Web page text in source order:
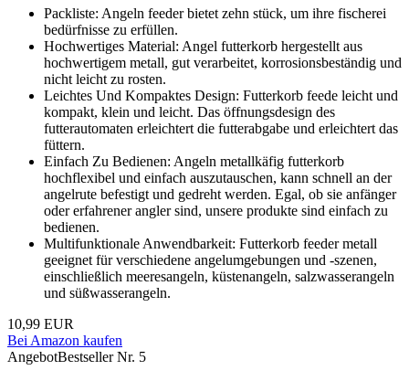
Packliste: Angeln feeder bietet zehn stück, um ihre fischerei
bedürfnisse zu erfüllen.
Hochwertiges Material: Angel futterkorb hergestellt aus
hochwertigem metall, gut verarbeitet, korrosionsbeständig und
nicht leicht zu rosten.
Leichtes Und Kompaktes Design: Futterkorb feede leicht und
kompakt, klein und leicht. Das öffnungsdesign des
futterautomaten erleichtert die futterabgabe und erleichtert das
füttern.
Einfach Zu Bedienen: Angeln metallkäfig futterkorb
hochflexibel und einfach auszutauschen, kann schnell an der
angelrute befestigt und gedreht werden. Egal, ob sie anfänger
oder erfahrener angler sind, unsere produkte sind einfach zu
bedienen.
Multifunktionale Anwendbarkeit: Futterkorb feeder metall
geeignet für verschiedene angelumgebungen und -szenen,
einschließlich meeresangeln, küstenangeln, salzwasserangeln
und süßwasserangeln.
10,99 EUR
Bei Amazon kaufen
AngebotBestseller Nr. 5